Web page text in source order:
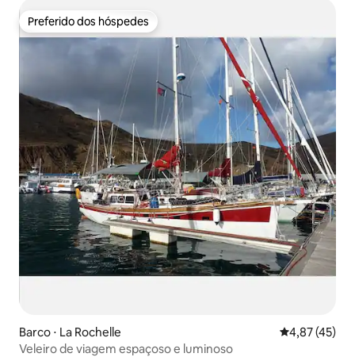
Preferido dos hóspedes
Preferido dos hóspedes
Barco ⋅ La Rochelle 4,87 de uma
4,87 (45)
Veleiro de viagem espaçoso e luminoso